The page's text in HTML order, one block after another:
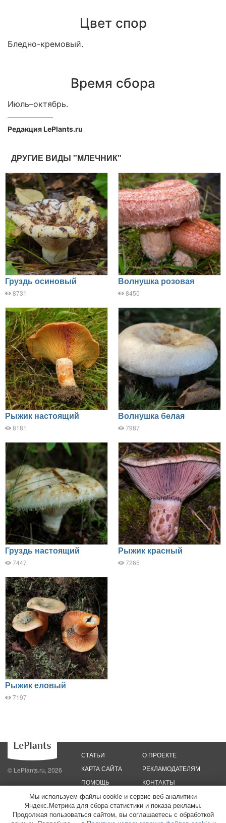
Цвет спор
Бледно-кремовый.
Время сбора
Июль–октябрь.
Редакция LePlants.ru
ДРУГИЕ ВИДЫ "МЛЕЧНИК"
Груздь осиновый
8731
Волнушка розовая
8450
Рыжик настоящий
8181
Волнушка белая
7987
Груздь настоящий
7447
Рыжик красный
7265
Рыжик еловый
7197
© LePlants.ru, 2026
СТАТЬИ
КАРТА САЙТА
ПОМОЩЬ
О ПРОЕКТЕ
РЕКЛАМОДАТЕЛЯМ
КОНТАКТЫ
Политика конфиденциальности
Политика использования файлов cookie
Пользовательское соглашение
Редакционные стандарты
Мы используем файлы cookie и сервис веб-аналитики
Яндекс.Метрика для сбора статистики и показа рекламы.
Продолжая пользоваться сайтом, вы соглашаетесь с обработкой